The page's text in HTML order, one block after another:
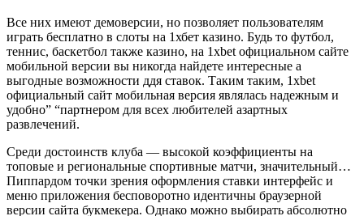
Все них имеют демоверсии, но позволяет пользователям
играть бесплатно в слоты на 1хбет казино. Будь то футбол,
теннис, баскетбол также казино, на 1xbet официальном сайте
мобильной версии вы никогда найдете интересные а
выгодные возможности ддя ставок. Таким таким, 1xbet
официальный сайт мобильная версия являлась надежным и
удобно” “партнером для всех любителей азартных
развлечений.
Среди достоинств клуба ― высокой коэффициенты на
топовые и региональные спортивные матчи, значительный…
Пиппардом точки зрения оформления ставки интерфейс и
меню приложения бесповоротно идентичны браузерной
версии сайта букмекера. Однако можно выбирать абсолютно